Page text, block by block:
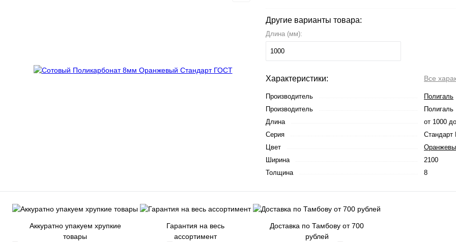
Другие варианты товара:
Длина (мм):
1000
Характеристики: Все
Производитель
Полигаль
Производитель
Полигаль
Длина
от 1000
Серия
Цвет
Ширина
2100
Толщина
8
Аккуратно упакуем хрупкие
товары
Гарантия на весь
ассортимент
Доставка по Тамбову от 700
рублей